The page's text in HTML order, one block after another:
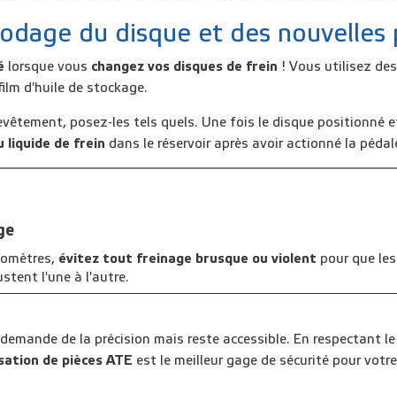
du disque et des nouvelles
lorsque vous changez vos disques de frein ! Vous utilisez
d'huile de stockage.
posez-les tels quels. Une fois le disque
liquide de frein dans le réservoir après avoir actionné la
évitez tout freinage brusque ou violent pour que les
l'une à l'autre.
demande de la précision mais reste accessible. En respectant le
de pièces ATE est le meilleur gage de sécurité pour